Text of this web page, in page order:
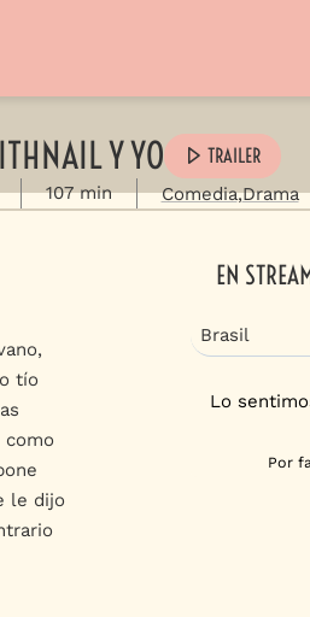
Y YO TRAILER
107 min Comedia Drama
tío
como
le dijo
EN
Brasil
Lo
Por